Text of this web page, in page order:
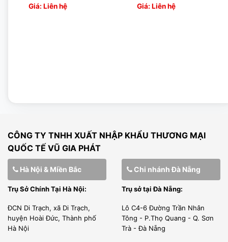
LÀM VIỆC CHUYÊN NGHIỆP
absolute;top: 0;left: 0;width: 100%;height: 100%;”
width=”640″]
Chúng tôi trực tiếp lắp đặt sản phẩm cho khách hàng tất cả
những sản phẩm lớn nhỏ chuyên nghiệp cho nhà bếp.
Giá: Liên hệ Giá: Liên hệ
CÔNG TY TNHH XUẤT NHẬP KHẨU THƯƠNG MẠI
QUỐC TẾ VŨ GIA PHÁT
Hà Nội & Miền Bắc
Trụ Sở Chính Tại Hà Nội:
ĐCN Di Trạch, xã Di Trạch,
huyện Hoài Đức, Thành phố
Hà Nội
Chi nhánh Đà Nẵng
Trụ sở tại Đà Nẵng:
Lô C4-6 Đường Trần Nhân
Tông - P.Thọ Quang - Q. Sơn
Trà - Đà Nẵng